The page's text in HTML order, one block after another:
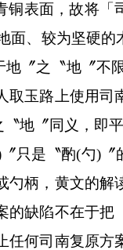
表面，故将
面、较为坚硬
〞之〝地〞不
取玉路上使用
地〞同义，即
〞只是〝酌(勺)〞
柄，黄文的
缺陷不在于
任何司南复原